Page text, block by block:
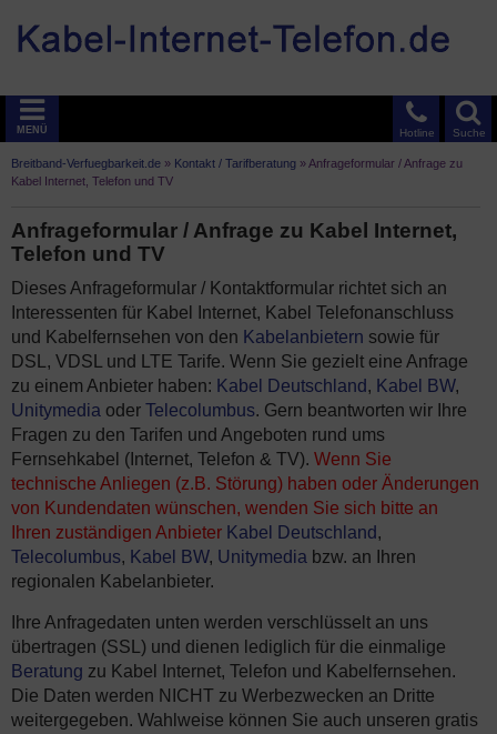
Suche
Hotline
MENÜ
Breitband-Verfuegbarkeit.de » Kontakt / Tarifberatung »Anfrageformular / Anfrage zu
Kabel Internet, Telefon und TV
Anfrageformular / Anfrage zu Kabel Internet,
Telefon und TV
Dieses Anfrageformular / Kontaktformular richtet sich an
Interessenten für Kabel Internet, Kabel Telefonanschluss
und Kabelfernsehen von den Kabelanbietern sowie für
DSL, VDSL und LTE Tarife. Wenn Sie gezielt eine Anfrage
zu einem Anbieter haben: Kabel Deutschland , Kabel BW,
Unitymedia oder Telecolumbus. Gern beantworten wir Ihre
Fragen zu den Tarifen und Angeboten rund ums
Fernsehkabel (Internet, Telefon & TV). Wenn Sie
technische Anliegen (z.B. Störung) haben oder Änderungen
von Kundendaten wünschen, wenden Sie sich bitte an
Ihren zuständigen Anbieter Kabel Deutschland ,
Telecolumbus, Kabel BW, Unitymedia bzw. an Ihren
regionalen Kabelanbieter.
Ihre Anfragedaten unten werden verschlüsselt an uns
übertragen (SSL) und dienen lediglich für die einmalige
Beratung zu Kabel Internet, Telefon und Kabelfernsehen.
Die Daten werden NICHT zu Werbezwecken an Dritte
weitergegeben. Wahlweise können Sie auch unseren gratis